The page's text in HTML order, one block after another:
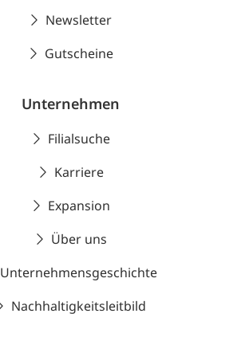
Newsletter
Gutscheine
Unternehmen
Filialsuche
Karriere
Expansion
Über uns
Unternehmensgeschichte
Nachhaltigkeitsleitbild